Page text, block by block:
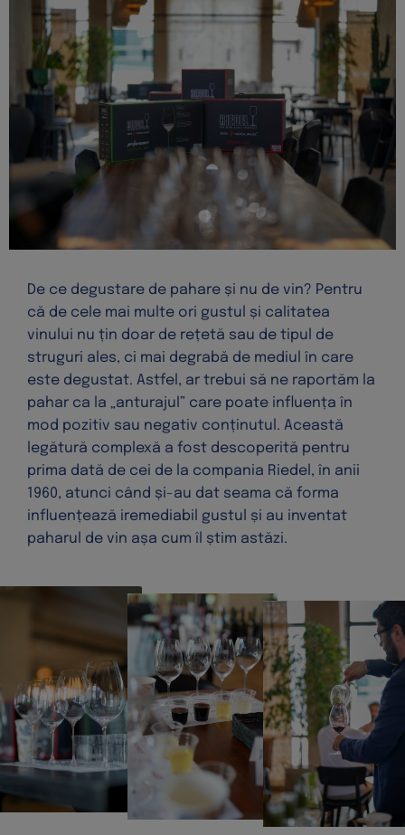
De ce degustare de pahare și nu de vin? Pentru
că de cele mai multe ori gustul și calitatea
vinului nu țin doar de rețetă sau de tipul de
struguri ales, ci mai degrabă de mediul în care
este degustat. Astfel, ar trebui să ne raportăm la
pahar ca la „anturajul” care poate influența în
mod pozitiv sau negativ conținutul. Această
legătură complexă a fost descoperită pentru
prima dată de cei de la compania Riedel, în anii
1960, atunci când și-au dat seama că forma
influențează iremediabil gustul și au inventat
paharul de vin așa cum îl știm astăzi.